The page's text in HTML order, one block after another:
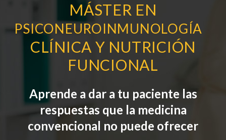
MÁSTER EN
PSICONEUROINMUNOLOGÍA
CLÍNICA Y NUTRICIÓN
FUNCIONAL
Aprende a dar a tu paciente las
respuestas que la medicina
convencional no puede ofrecer